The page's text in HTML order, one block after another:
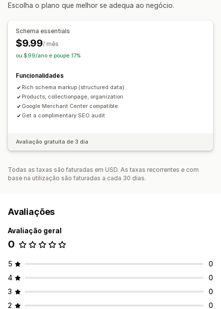
Escolha o plano que melhor se adequa ao negócio.
Schema essentials
$9.99/ mês
ou $99/ano e poupe 17%
Funcionalidades
Rich schema markup (structured data)
Products, collectionpage, organization
Google Merchant Center compatible
Get a complimentary SEO audit
Avaliação gratuita de 3 dia
Todas as taxas são faturadas em USD. As taxas recorrentes e com
base na utilização são faturadas a cada 30 dias.
Avaliações
Avaliação geral
0
5
0
4
0
3
0
2
0